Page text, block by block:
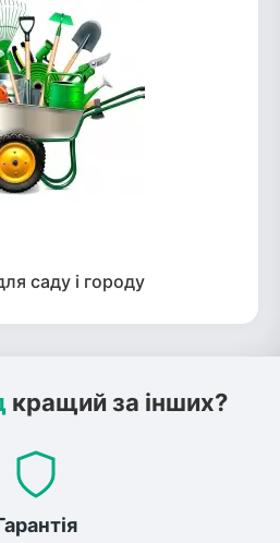
саду і городу
кращий за інших?